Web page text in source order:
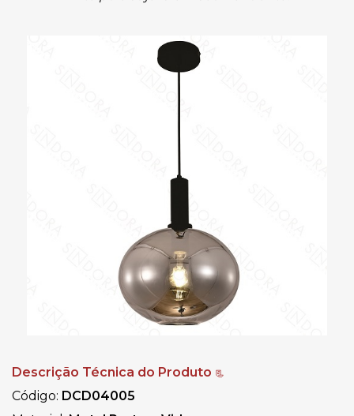
Descrição Técnica do Produto 📃
Código: DCD04005